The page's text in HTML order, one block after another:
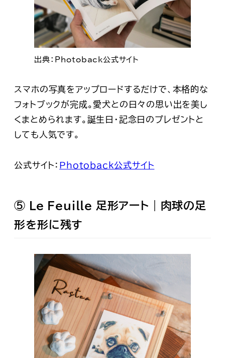
出典：Photoback公式サイト
スマホの写真をアップロードするだけで、本格的な
フォトブックが完成。愛犬との日々の思い出を美し
くまとめられます。誕生日・記念日のプレゼントと
しても人気です。
公式サイト： Photoback公式サイト
⑤ Le Feuille 足形アート｜肉球の足
形を形に残す